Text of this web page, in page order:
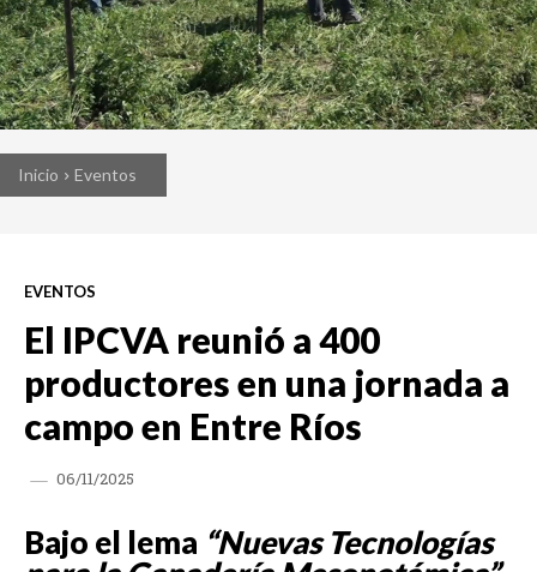
Inicio Eventos
EVENTOS
El IPCVA reunió a 400
productores en una jornada a
campo en Entre Ríos
06/11/2025
Bajo el lema “Nuevas Tecnologías